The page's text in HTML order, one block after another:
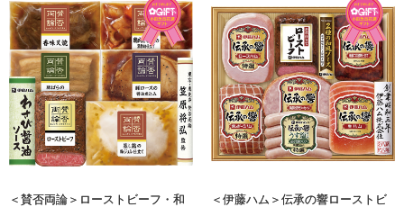
＜賛否両論＞ローストビーフ・和
＜伊藤ハム＞伝承の響ローストビ